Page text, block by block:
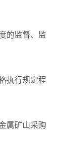
的监督、监
执行规定程
属矿山采购